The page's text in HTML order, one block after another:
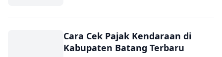
Cara Cek Pajak Kendaraan di
Kabupaten Batang Terbaru